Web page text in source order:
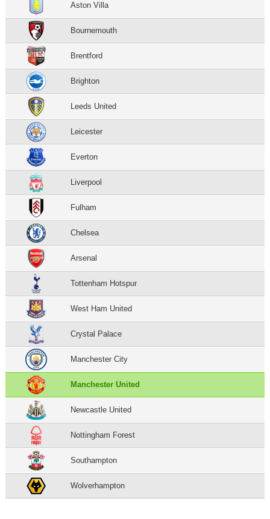
Aston Villa
Bournemouth
Brentford
Brighton
Leeds United
Leicester
Everton
Liverpool
Fulham
Chelsea
Arsenal
Tottenham Hotspur
West Ham United
Crystal Palace
Manchester City
Manchester United
Newcastle United
Nottingham Forest
Southampton
Wolverhampton